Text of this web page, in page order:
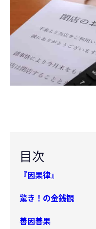
目次
『因果律』
驚き！の金銭観
善因善果